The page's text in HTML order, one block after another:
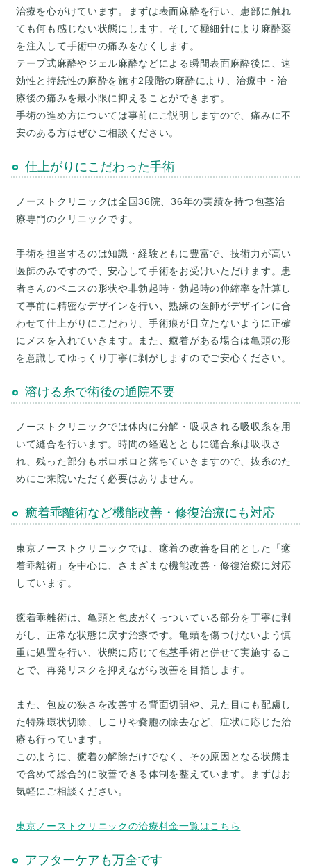
治療を心がけています。まずは表面麻酔を行い、患部に触れ
ても何も感じない状態にします。そして極細針により麻酔薬
を注入して手術中の痛みをなくします。
テープ式麻酔やジェル麻酔などによる瞬間表面麻酔後に、速
効性と持続性の麻酔を施す2段階の麻酔により、治療中・治
療後の痛みを最小限に抑えることができます。
手術の進め方については事前にご説明しますので、痛みに不
仕上がりにこだわった手術
ノーストクリニックは全国36院、36年の実績を持つ包茎治
療専門のクリニックです。
手術を担当するのは知識・経験ともに豊富で、技術力が高い
医師のみですので、安心して手術をお受けいただけます。患
者さんのペニスの形状や非勃起時・勃起時の伸縮率を計算し
て事前に精密なデザインを行い、熟練の医師がデザインに合
わせて仕上がりにこだわり、手術痕が目立たないように正確
にメスを入れていきます。また、癒着がある場合は亀頭の形
溶ける糸で術後の通院不要
ノーストクリニックでは体内に分解・吸収される吸収糸を用
いて縫合を行います。時間の経過とともに縫合糸は吸収さ
れ、残った部分もポロポロと落ちていきますので、抜糸のた
癒着乖離術など機能改善・修復治療にも対応
東京ノーストクリニックでは、癒着の改善を目的とした「癒
着乖離術」を中心に、さまざまな機能改善・修復治療に対応
しています。
癒着乖離術は、亀頭と包皮がくっついている部分を丁寧に剥
がし、正常な状態に戻す治療です。亀頭を傷つけないよう慎
重に処置を行い、状態に応じて包茎手術と併せて実施するこ
とで、再発リスクを抑えながら改善を目指します。
また、包皮の狭さを改善する背面切開や、見た目にも配慮し
た特殊環状切除、しこりや嚢胞の除去など、症状に応じた治
療も行っています。
このように、癒着の解除だけでなく、その原因となる状態ま
で含めて総合的に改善できる体制を整えています。まずはお
気軽にご相談ください。
東京ノーストクリニックの治療料金一覧はこちら
アフターケアも万全です